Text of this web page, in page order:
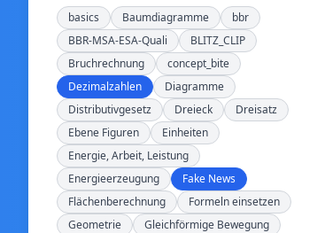
basics Baumdiagramme
bbr
BBR-MSA-ESA-Quali
BLITZ_CLIP
Bruchrechnung
concept_bite
Dezimalzahlen
Diagramme
Distributivgesetz
Dreieck
Dreisatz
Ebene Figuren
Einheiten
Energie, Arbeit, Leistung
Energieerzeugung
Fake News
Flächenberechnung
Formeln einsetzen
Geometrie
Gleichförmige Bewegung